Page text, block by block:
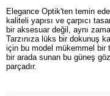
Elegance Optik'ten temin
kaliteli yapısı ve çarpıcı
bir aksesuar değil, aynı
Tarzınıza lüks bir dokunuş
için bu model mükemmel bir
bir arada sunan bu güneş
parçadır.